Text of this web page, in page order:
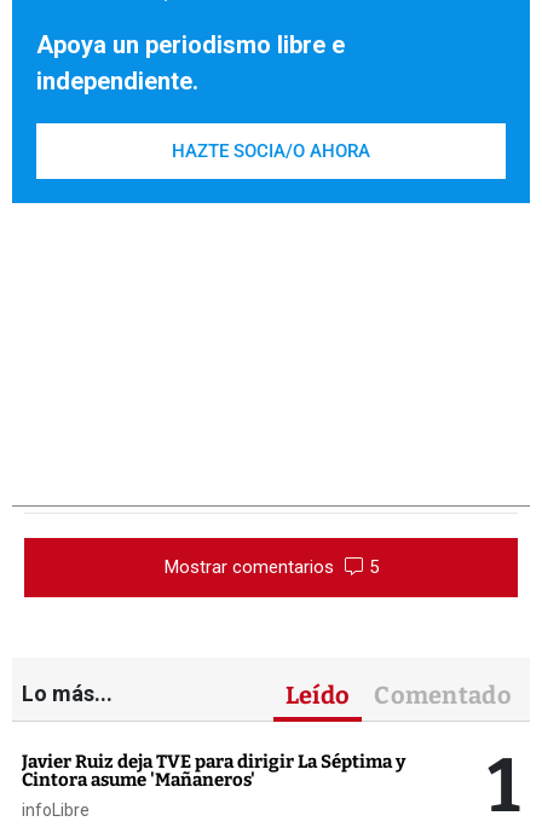
Apoya un periodismo libre e
independiente.
HAZTE SOCIA/O AHORA
Mostrar comentarios 5
Lo más... Leído Comentado
Javier Ruiz deja TVE para dirigir La Séptima y
Cintora asume 'Mañaneros'
infoLibre 1